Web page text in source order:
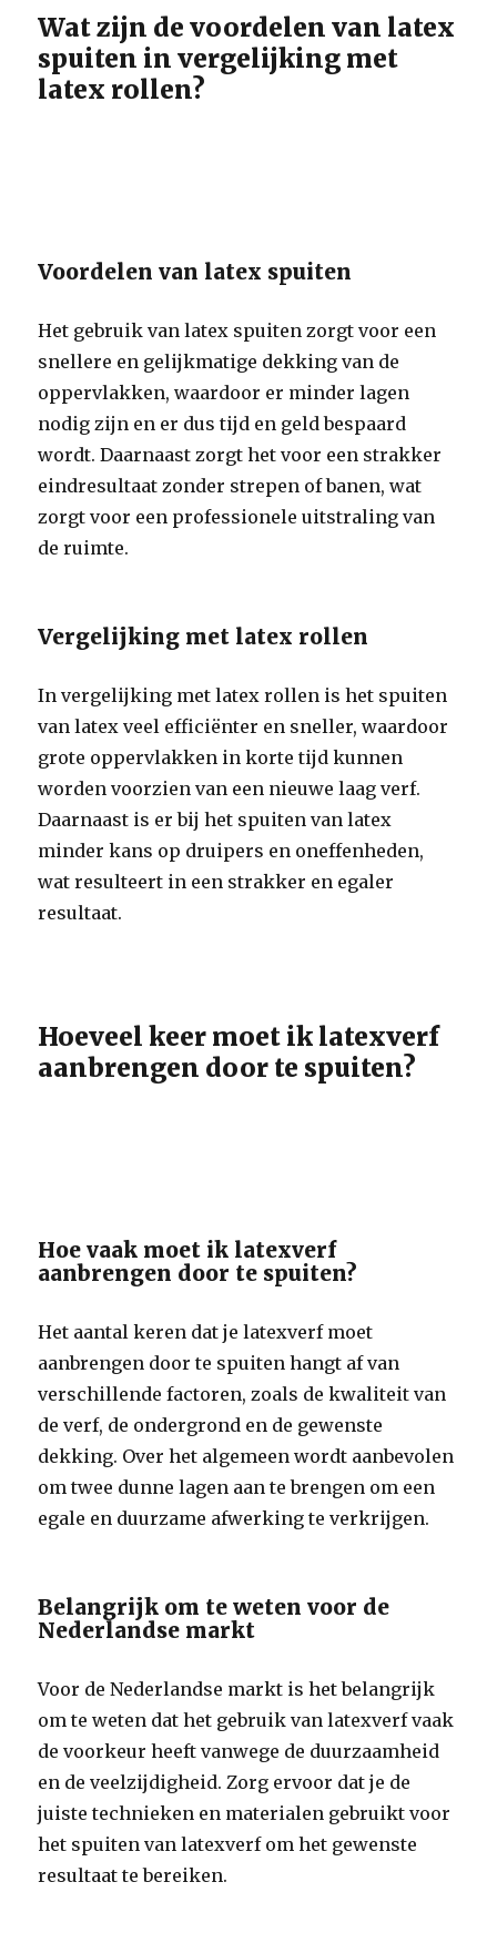
Wat zijn de voordelen van latex
spuiten in vergelijking met
latex rollen?
Voordelen van latex spuiten
Het gebruik van latex spuiten zorgt voor een
snellere en gelijkmatige dekking van de
oppervlakken, waardoor er minder lagen
nodig zijn en er dus tijd en geld bespaard
wordt. Daarnaast zorgt het voor een strakker
eindresultaat zonder strepen of banen, wat
zorgt voor een professionele uitstraling van
de ruimte.
Vergelijking met latex rollen
In vergelijking met latex rollen is het spuiten
van latex veel efficiënter en sneller, waardoor
grote oppervlakken in korte tijd kunnen
worden voorzien van een nieuwe laag verf.
Daarnaast is er bij het spuiten van latex
minder kans op druipers en oneffenheden,
wat resulteert in een strakker en egaler
resultaat.
Hoeveel keer moet ik latexverf
aanbrengen door te spuiten?
Hoe vaak moet ik latexverf
aanbrengen door te spuiten?
Het aantal keren dat je latexverf moet
aanbrengen door te spuiten hangt af van
verschillende factoren, zoals de kwaliteit van
de verf, de ondergrond en de gewenste
dekking. Over het algemeen wordt aanbevolen
om twee dunne lagen aan te brengen om een
egale en duurzame afwerking te verkrijgen.
Belangrijk om te weten voor de
Nederlandse markt
Voor de Nederlandse markt is het belangrijk
om te weten dat het gebruik van latexverf vaak
de voorkeur heeft vanwege de duurzaamheid
en de veelzijdigheid. Zorg ervoor dat je de
juiste technieken en materialen gebruikt voor
het spuiten van latexverf om het gewenste
resultaat te bereiken.